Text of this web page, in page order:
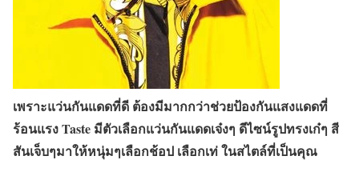
เพราะแว่นกันแดดที่ดี ต้องมีมากกว่าช่วยป้องกันแสงแดดที่
ร้อนแรงTaste มีตัวเลือกแว่นกันแดดเจ๋งๆ ดีไซน์รูปทรงเก๋ๆ สี
สันเจ็บๆมาให้หนุ่มๆเลือกช้อป เลือกเท่ ในสไตล์ที่เป็นคุณ